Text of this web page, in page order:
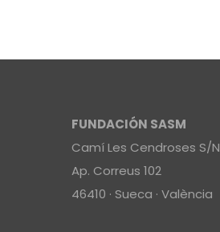
FUNDACIÓN SASM
Camí Les Cendroses S/N
Ap. Correus 102
46410 · Sueca · València